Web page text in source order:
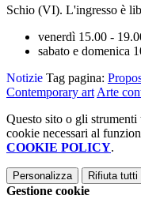
Schio (VI). L'ingresso è
venerdì 15.00 -
sabato e domenica
Notizie Tag pagina:
Contemporary art Arte
Questo sito o gli
cookie necessari al
COOKIE POLICY.
Personalizza Rifiuta tutti
Gestione cookie